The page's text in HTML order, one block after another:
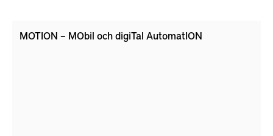
MOTION – MObil och digiTal AutomatION